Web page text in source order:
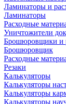
Ламинаторы и
Ламинаторы
Расходные
Уничтожители
Брошюровщики и
Брошюровщик
Расходные
Резаки
Калькуляторы
Калькуляторы
Калькуляторы
Калькуляторы